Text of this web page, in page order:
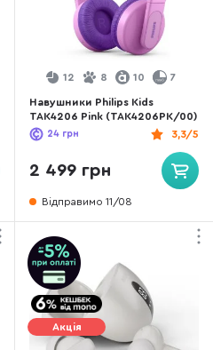
12 8 10 7
Навушники Philips Kids
TAK4206 Pink (TAK4206PK/00)
3,3/5
24 грн
2 499 грн
Відправимо 11/08
Акція